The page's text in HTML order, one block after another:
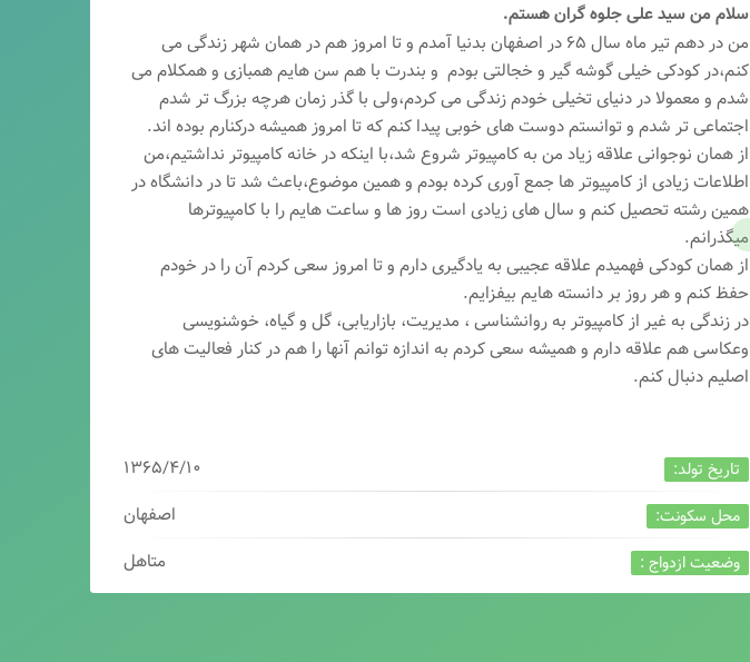
سلام من سید علی جلوه گران هستم.
من در دهم تیر ماه سال ۶۵ در اصفهان بدنیا آمدم و تا امروز هم در همان شهر زندگی می
کنم،در کودکی خیلی گوشه گیر و خجالتی بودم و بندرت با هم سن هایم همبازی و همکلام می
شدم و معمولا در دنیای تخیلی خودم زندگی می کردم،ولی با گذر زمان هرچه بزرگ تر شدم
اجتماعی تر شدم و توانستم دوست های خوبی پیدا کنم که تا امروز همیشه درکنارم بوده اند.
از همان نوجوانی علاقه زیاد من به کامپیوتر شروع شد،با اینکه در خانه کامپیوتر نداشتیم،من
اطلاعات زیادی از کامپیوتر ها جمع آوری کرده بودم و همین موضوع،باعث شد تا در دانشگاه در
همین رشته تحصیل کنم و سال های زیادی است روز ها و ساعت هایم را با کامپیوترها
میگذرانم.
از همان کودکی فهمیدم علاقه عجیبی به یادگیری دارم و تا امروز سعی کردم آن را در خودم
حفظ کنم و هر روز بر دانسته هایم بیفزایم.
در زندگی به غیر از کامپیوتر به روانشناسی ، مدیریت، بازاریابی، گل و گیاه، خوشنویسی
وعکاسی هم علاقه دارم و همیشه سعی کردم به اندازه توانم آنها را هم در کنار فعالیت های
اصلیم دنبال کنم.
تاریخ تولد: ۱۳۶۵/۴/۱۰
محل سکونت: اصفهان
وضعیت ازدواج : متاهل